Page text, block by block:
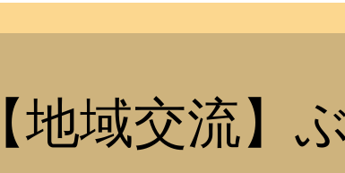
【地域交流】